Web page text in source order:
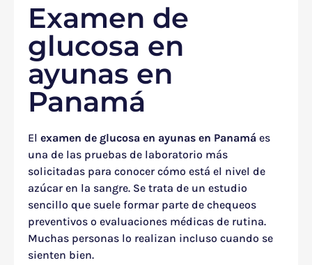
Examen de
glucosa en
ayunas en
Panamá
El examen de glucosa en ayunas en Panamá es
una de las pruebas de laboratorio más
solicitadas para conocer cómo está el nivel de
azúcar en la sangre. Se trata de un estudio
sencillo que suele formar parte de chequeos
preventivos o evaluaciones médicas de rutina.
Muchas personas lo realizan incluso cuando se
sienten bien.